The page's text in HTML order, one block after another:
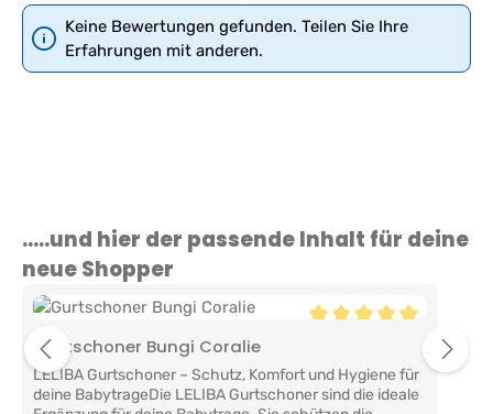
Keine Bewertungen gefunden. Teilen Sie Ihre
Erfahrungen mit anderen.
Produktgalerie überspringen
.....und hier der passende Inhalt für deine
neue Shopper
Durchschnittliche
Gurtschoner Bungi Coralie
LELIBA Gurtschoner – Schutz, Komfort und Hygiene für
deine BabytrageDie LELIBA Gurtschoner sind die ideale